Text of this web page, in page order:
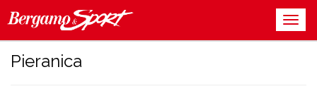
Pieranica